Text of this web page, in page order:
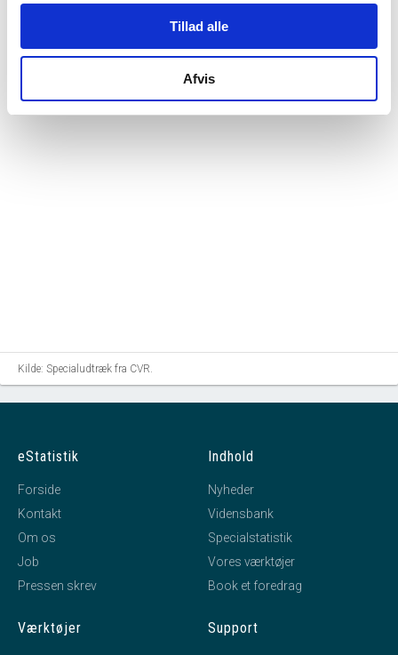
Tillad alle
Afvis
Kilde: Specialudtræk fra CVR.
eStatistik
Forside
Kontakt
Om os
Job
Pressen skrev
Indhold
Nyheder
Vidensbank
Specialstatistik
Vores værktøjer
Book et foredrag
Værktøjer Support